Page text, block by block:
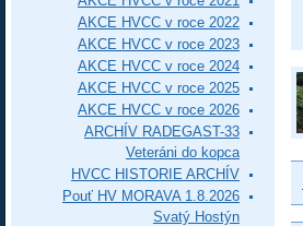
AKCE HVCC v roce 2022
AKCE HVCC v roce 2023
AKCE HVCC v roce 2024
AKCE HVCC v roce 2025
AKCE HVCC v roce 2026
ARCHÍV RADEGAST-33
Veteráni do kopca
HVCC HISTORIE ARCHÍV
Pouť HV MORAVA 1.8.2026
Svatý Hostýn